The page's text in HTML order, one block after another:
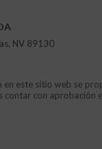
NV 89130
en este sitio web se
contar con aprobación